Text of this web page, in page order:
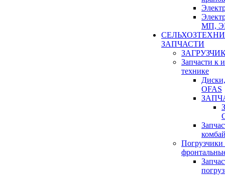
МП,
ЗАПЧАСТИ
Запчасти к
технике
OFAS